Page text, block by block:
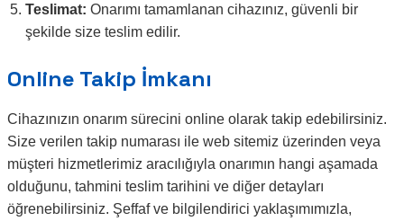
Teslimat: Onarımı tamamlanan cihazınız, güvenli bir
şekilde size teslim edilir.
Online Takip İmkanı
Cihazınızın onarım sürecini online olarak takip edebilirsiniz.
Size verilen takip numarası ile web sitemiz üzerinden veya
müşteri hizmetlerimiz aracılığıyla onarımın hangi aşamada
olduğunu, tahmini teslim tarihini ve diğer detayları
öğrenebilirsiniz. Şeffaf ve bilgilendirici yaklaşımımızla,